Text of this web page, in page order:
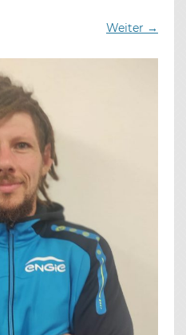
Weiter →